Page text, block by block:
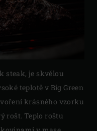
steak, je skvělou
teplotě v Big Green
krásného vzorku
rošt. Teplo roštu